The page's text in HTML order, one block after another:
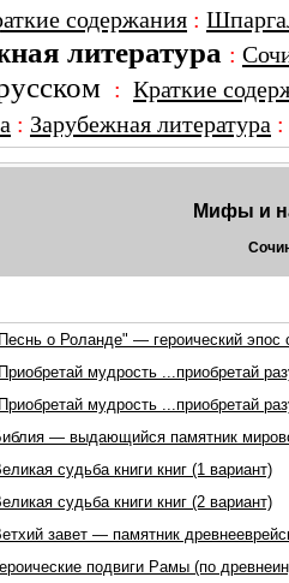
содержания :
литература :
: Краткие
: Зарубежная литература
Мифы и
о Роланде" — героический эпос
мудрость ...приобретай
мудрость ...приобретай
— выдающийся памятник
судьба книги книг (1 вариант)
судьба книги книг (2 вариант)
завет — памятник
подвиги Рамы (по